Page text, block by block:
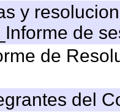
y
de
de
del